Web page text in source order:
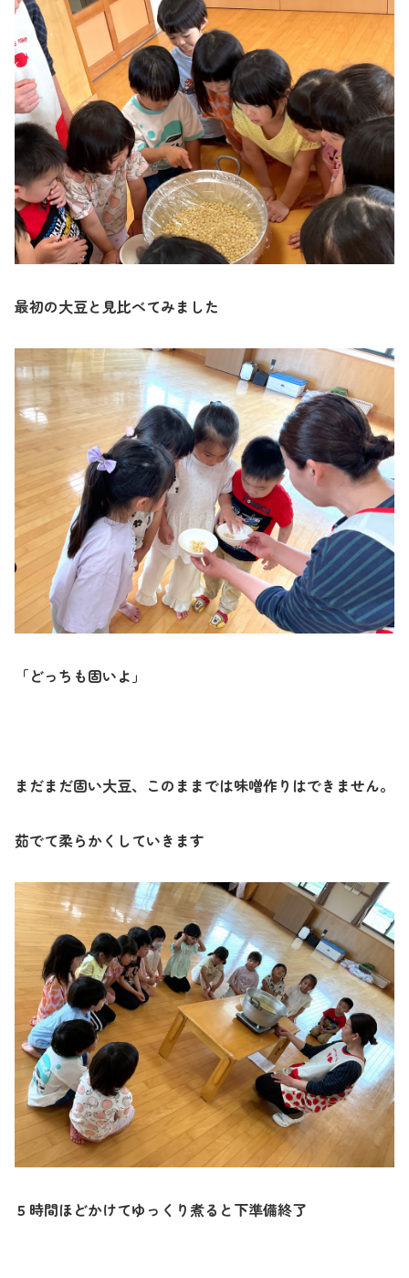
最初の大豆と見比べてみました
「どっちも固いよ」
まだまだ固い大豆、このままでは味噌作りはできません。
茹でて柔らかくしていきます
５時間ほどかけてゆっくり煮ると下準備終了